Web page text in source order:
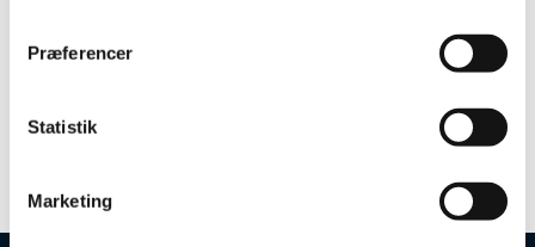
Præferencer
Statistik
Marketing